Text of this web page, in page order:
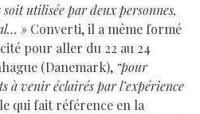
utilisée par deux personnes,
» Converti, il a même formé
pour aller du 22 au 24
(Danemark), “pour
à venir éclairés par l’expérience
qui fait référence en la